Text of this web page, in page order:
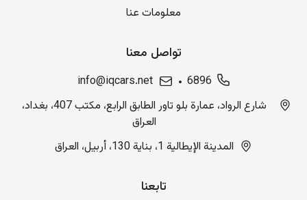
معلومات عنا
تواصل معنا
6896
info@iqcars.net
شارع الرواد، عمارة بلو تاور الطابق الرابع، مكتب 407، بغداد،
العراق
المدينة الإيطالية 1، بناية 130، أربيل، العراق
تابعنا